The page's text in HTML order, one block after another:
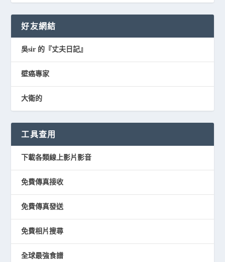
好友網結
吳sir 的『丈夫日記』
壁癌專家
大衛的
工具查用
下載各類線上影片影音
免費傳真接收
免費傳真發送
免費相片搜尋
全球最強食譜